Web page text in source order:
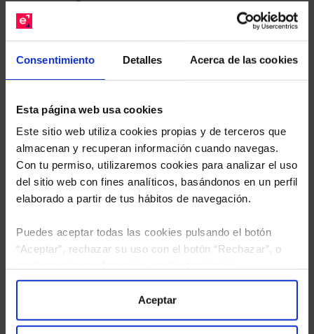
Consentimiento Detalles Acerca de las cookies
Esta página web usa cookies
Este sitio web utiliza cookies propias y de terceros que
almacenan y recuperan información cuando navegas.
Con tu permiso, utilizaremos cookies para analizar el uso
del sitio web con fines analíticos, basándonos en un perfil
elaborado a partir de tus hábitos de navegación.
Puedes aceptar todas las cookies pulsando el botón
“Aceptar”, rechazar su uso con el botón “Rechazar”, o
“Configuración”. Consulta nuestraPolítica
para más información.
Aceptar
gratuito de su cartera.
sus Fondos y nuestros expertos le enviarán un
estudio gratuito de sus alternativas de Clases